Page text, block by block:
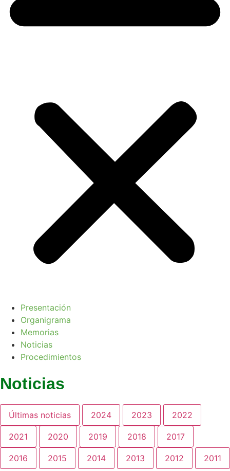
Presentación
Organigrama
Memorias
Noticias
Procedimientos
Noticias
Últimas noticias 2024 2023 2022
2021 2020 2019 2018 2017
2016 2015 2014 2013 2012 2011